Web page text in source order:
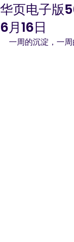
华页电子版
6月16日
一周的沉淀，一周